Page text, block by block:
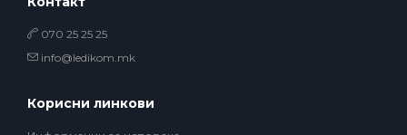
070 25 25 25
info@ledikom.mk
Корисни линкови